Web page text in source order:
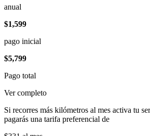
anual
$1,599
pago inicial
$5,799
Pago total
Ver completo
Si recorres más kilómetros al mes activa tu
pagarás una tarifa preferencial de